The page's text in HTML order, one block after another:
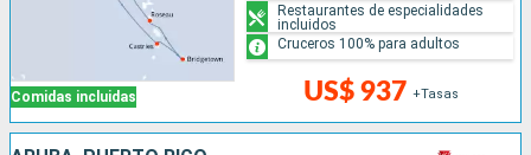
Comidas incluidas US$ 937 +Tasas
Restaurantes de especialidades
incluidos
Cruceros 100% para adultos